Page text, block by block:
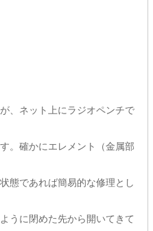
、ネット上にラジオペンチで
。確かにエレメント（金属部
態であれば簡易的な修理とし
うに閉めた先から開いてきて